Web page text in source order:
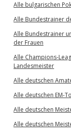
Alle bulgarischen
Alle Bundestrainer
Alle Bundestrainer
der Frauen
Alle Champions-
Landesmeister
Alle deutschen
Alle deutschen EM-
Alle deutschen
Alle deutschen